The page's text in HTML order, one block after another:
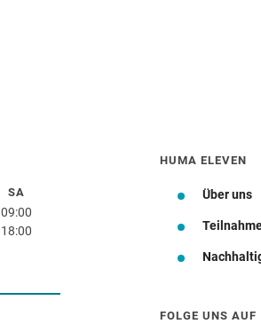
SASamstag
09:00
18:00
HUMA ELEVEN
Über uns
FOLGE UNS AUF